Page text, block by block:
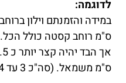
לדוגמה:
ס"מ רוחב קסטה כולל הכל.
ס"מ משמאל. (סה"כ 3 עד 4 ס"מ פחות).